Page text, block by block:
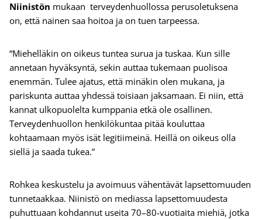
Niinistön mukaan terveydenhuollossa perusoletuksena
on, että nainen saa hoitoa ja on tuen tarpeessa.
“Miehelläkin on oikeus tuntea surua ja tuskaa. Kun sille
annetaan hyväksyntä, sekin auttaa tukemaan puolisoa
enemmän. Tulee ajatus, että minäkin olen mukana, ja
pariskunta auttaa yhdessä toisiaan jaksamaan. Ei niin, että
kannat ulkopuolelta kumppania etkä ole osallinen.
Terveydenhuollon henkilökuntaa pitää kouluttaa
kohtaamaan myös isät legitiimeinä. Heillä on oikeus olla
siellä ja saada tukea.”
Rohkea keskustelu ja avoimuus vähentävät lapsettomuuden
tunnetaakkaa. Niinistö on mediassa lapsettomuudesta
puhuttuaan kohdannut useita 70–80-vuotiaita miehiä, jotka